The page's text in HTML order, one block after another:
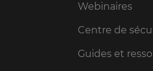
Webinaires
Centre de
Guides et